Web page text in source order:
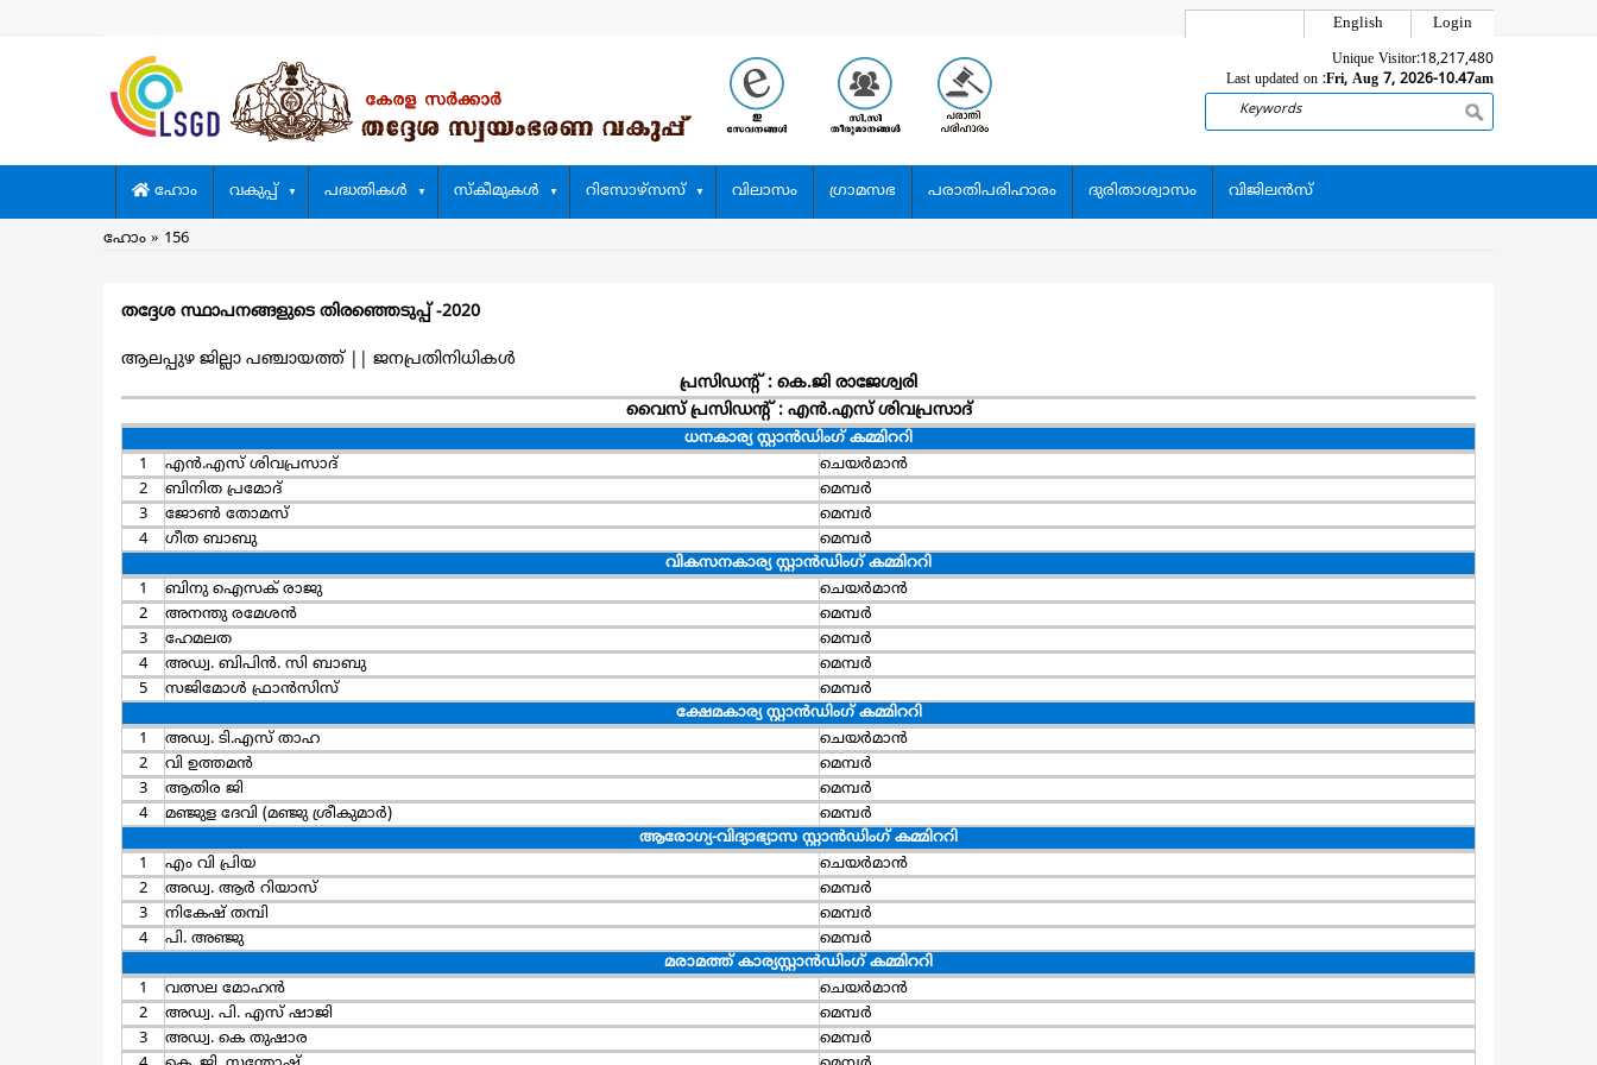
Login
English
Unique Visitor:18,217,480
Last updated on :Fri, Aug 7, 2026-10.47am
Search
Main
navigation
ഹോം വകുപ്പ് പദ്ധതികള്‍ സ്കീമുകള്‍ റിസോഴ്സസ് വിലാസം ഗ്രാമസഭ പരാതിപരിഹാരം ദുരിതാശ്വാസം വിജിലന്‍സ്
Breadcrumb
ഹോം 156
തദ്ദേശ സ്ഥാപനങ്ങളുടെ തിരഞ്ഞെടുപ്പ്‌ -2020
ആലപ്പുഴ ജില്ലാ പഞ്ചായത്ത്|| ജനപ്രതിനിധികള്‍
പ്രസിഡന്റ് : കെ.ജി രാജേശ്വരി
വൈസ് പ്രസിഡന്റ്‌ : എന്‍.എസ് ശിവപ്രസാദ്
ധനകാര്യ സ്റ്റാന്‍ഡിംഗ് കമ്മിററി
1
എന്‍.എസ് ശിവപ്രസാദ്
ചെയര്‍മാന്‍
2
ബിനിത പ്രമോദ്
മെമ്പര്‍
3
ജോണ്‍ തോമസ്
മെമ്പര്‍
4
ഗീത ബാബു
മെമ്പര്‍
വികസനകാര്യ സ്റ്റാന്‍ഡിംഗ് കമ്മിററി
1
ബിനു ഐസക് രാജു
ചെയര്‍മാന്‍
2
അനന്തു രമേശൻ
മെമ്പര്‍
3
ഹേമലത
മെമ്പര്‍
4
അഡ്വ. ബിപിന്‍. സി ബാബു
മെമ്പര്‍
5
സജിമോള്‍ ഫ്രാന്‍സിസ്
മെമ്പര്‍
ക്ഷേമകാര്യ സ്റ്റാന്‍ഡിംഗ് കമ്മിററി
1
അഡ്വ. ടി.എസ് താഹ
ചെയര്‍മാന്‍
2
വി ഉത്തമന്‍
മെമ്പര്‍
3
ആതിര ജി
മെമ്പര്‍
4
മഞ്ജുള ദേവി (മഞ്ജു ശ്രീകുമാര്‍)
മെമ്പര്‍
ആരോഗ്യ-വിദ്യാഭ്യാസ സ്റ്റാന്‍ഡിംഗ് കമ്മിററി
1
എം വി പ്രിയ
ചെയര്‍മാന്‍
2
അഡ്വ. ആര്‍ റിയാസ്
മെമ്പര്‍
3
നികേഷ് തമ്പി
മെമ്പര്‍
4
പി. അഞ്ജു
മെമ്പര്‍
മരാമത്ത് കാര്യസ്റ്റാന്‍ഡിംഗ് കമ്മിററി
1
വത്സല മോഹന്‍
ചെയര്‍മാന്‍
2
അഡ്വ. പി. എസ് ഷാജി
മെമ്പര്‍
3
അഡ്വ. കെ തുഷാര
മെമ്പര്‍